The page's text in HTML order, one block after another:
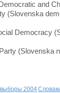
and
(Slovenska
Democracy
(Slovenska
2004